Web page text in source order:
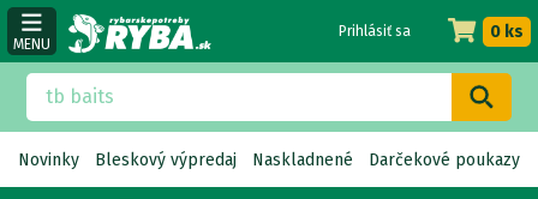
MENU
Prihlásiť sa 0 ks
Novinky Bleskový výpredaj Naskladnené Darčekové poukazy